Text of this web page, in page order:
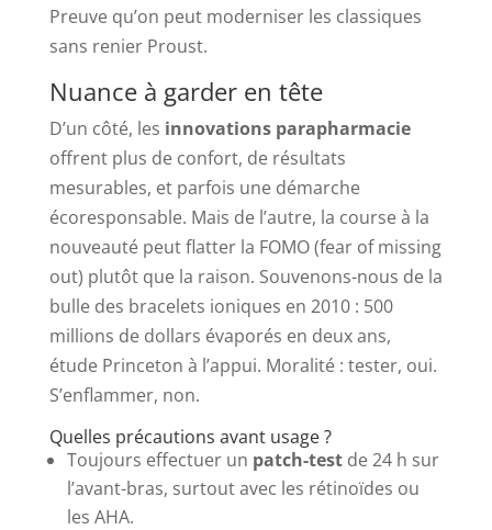
Preuve qu’on peut moderniser les classiques
sans renier Proust.
Nuance à garder en tête
D’un côté, les innovations parapharmacie
offrent plus de confort, de résultats
mesurables, et parfois une démarche
écoresponsable. Mais de l’autre, la course à la
nouveauté peut flatter la FOMO (fear of missing
out) plutôt que la raison. Souvenons-nous de la
bulle des bracelets ioniques en 2010 : 500
millions de dollars évaporés en deux ans,
étude Princeton à l’appui. Moralité : tester, oui.
S’enflammer, non.
Quelles précautions avant usage ?
Toujours effectuer un patch-testde 24 h sur
l’avant-bras, surtout avec les rétinoïdes ou
les AHA.